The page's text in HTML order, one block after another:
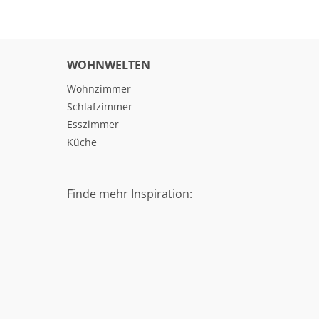
WOHNWELTEN
Wohnzimmer
Schlafzimmer
Esszimmer
Küche
Finde mehr Inspiration: